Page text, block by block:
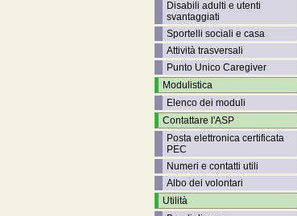
Disabili adulti e utenti
svantaggiati
Sportelli sociali e casa
Attività trasversali
Punto Unico Caregiver
Modulistica
Elenco dei moduli
Contattare l'ASP
Posta elettronica certificata
PEC
Numeri e contatti utili
Albo dei volontari
Utilità